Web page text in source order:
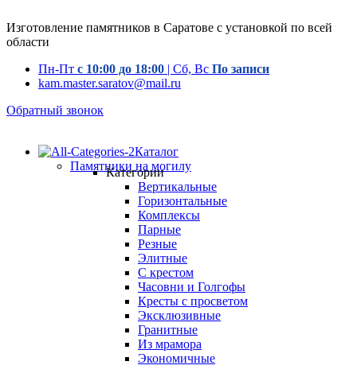
Изготовление памятников в Саратове с установкой по всей
области
Пн-Пт с 10:00 до 18:00 | Сб, Вс По записи
kam.master.saratov@mail.ru
Обратный звонок
Каталог
Памятники на могилу
Категории
Вертикальные
Горизонтальные
Комплексы
Парные
Резные
Элитные
С крестом
Часовни и Голгофы
Кресты с просветом
Эксклюзивные
Гранитные
Из мрамора
Экономичные